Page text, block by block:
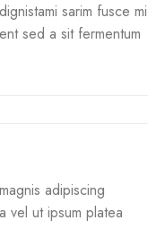
sarim fusce mi
sed a sit fermentum
adipiscing
vel ut ipsum platea